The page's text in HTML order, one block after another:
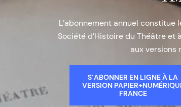
L’abonnement annuel
Société d’Histoire du Théâtre et
aux versions
S’ABONNER EN LIGNE À LA
VERSION
FRANCE